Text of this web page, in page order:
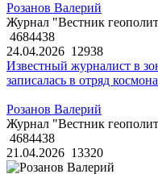
Розанов Валерий
Журнал "Вестник
4684438
24.04.2026 12938
Известный журналист в
записалась в отряд
Розанов Валерий
Журнал "Вестник
4684438
21.04.2026 13320